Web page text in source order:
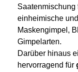
Saatenmischung
einheimische
Maskengimpel,
Gimpelarten.
Darüber hinaus
hervorragend für